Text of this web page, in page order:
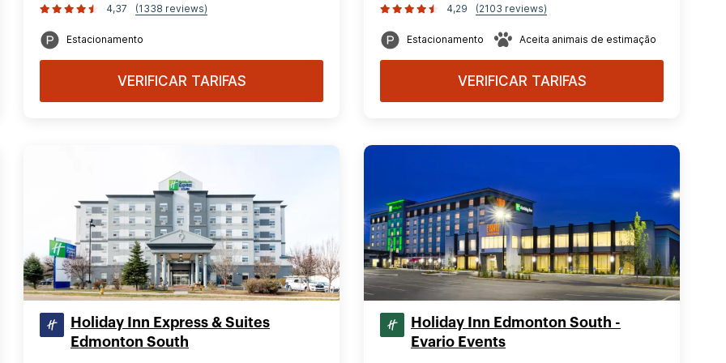
4,37 (1338 reviews)
Estacionamento
VERIFICAR TARIFAS
4,29 (2103 reviews)
Estacionamento Aceita animais de estimação
VERIFICAR TARIFAS
Holiday Inn Express & Suites
Edmonton South
Holiday Inn Edmonton South -
Evario Events